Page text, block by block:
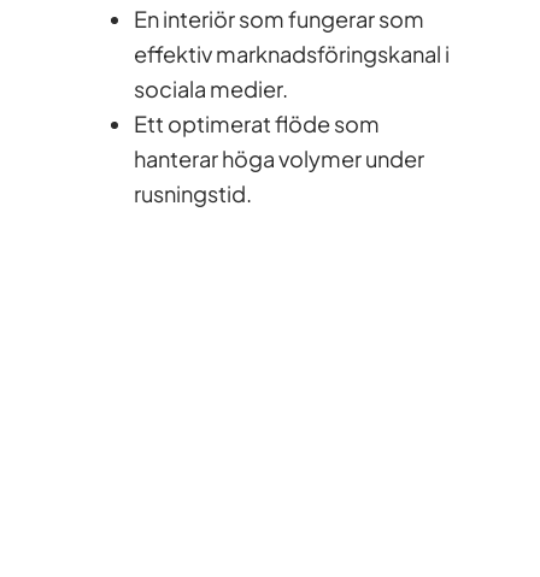
En interiör som fungerar som
effektiv marknadsföringskanal i
sociala medier.
Ett optimerat flöde som
hanterar höga volymer under
rusningstid.